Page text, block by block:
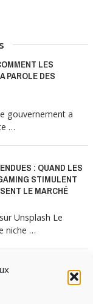
LES
PAROLE DES
gouvernement a
…
: QUAND LES
STIMULENT
LE MARCHÉ
Unsplash Le
niche …
D’UNE